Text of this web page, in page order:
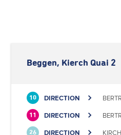
Beggen, Kierch Quai 2
10 DIRECTION
11 DIRECTION
26 DIRECTION